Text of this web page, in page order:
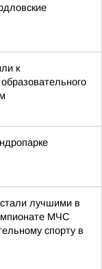
к
лучшими в
МЧС
спорту в